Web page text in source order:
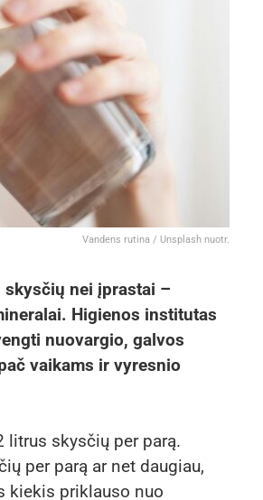
Vandens rutina / Unsplash nuotr.
skysčių nei įprastai –
Higienos institutas
nuovargio, galvos
vaikams ir vyresnio
litrus skysčių per parą.
per parą ar net daugiau,
kiekis priklauso nuo